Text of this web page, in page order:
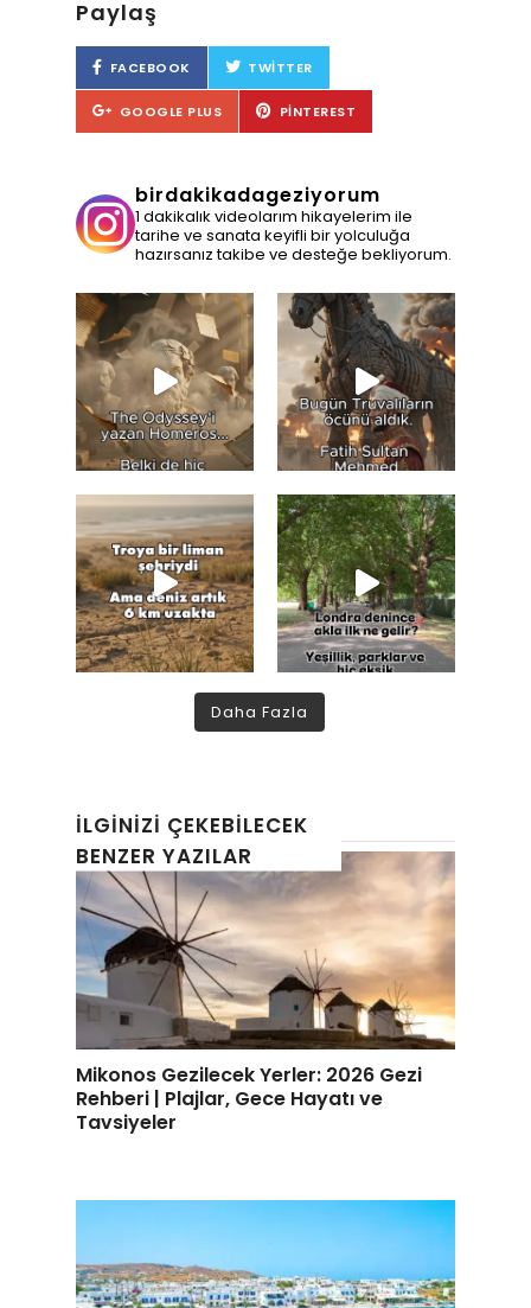
Paylaş
FACEBOOK TWITTER
GOOGLE PLUS PINTEREST
birdakikadageziyorum
1 dakikalık videolarım hikayelerim ile
tarihe ve sanata keyifli bir yolculuğa
hazırsanız takibe ve desteğe bekliyorum.
Daha Fazla
İLGINIZI ÇEKEBILECEK
BENZER YAZILAR
Mikonos Gezilecek Yerler: 2026 Gezi
Rehberi | Plajlar, Gece Hayatı ve
Tavsiyeler